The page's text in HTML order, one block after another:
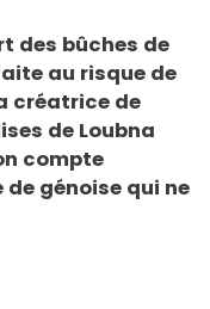
des bûches de
au risque de
créatrice de
de Loubna
compte
génoise qui ne